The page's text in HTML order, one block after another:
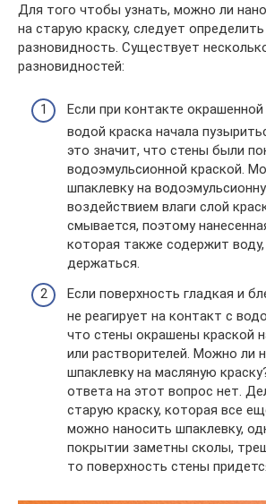
Для того чтобы узнать, можно ли
на старую краску, следует определить
разновидность. Существует
разновидностей:
Если при контакте
водой краска начала
это значит, что стены были
водоэмульсионной краской.
шпаклевку на
воздействием влаги слой
смывается, поэтому
которая также содержит
держаться.
Если поверхность гладкая и
не реагирует на контакт с
что стены окрашены краской
или растворителей. Можно ли
шпаклевку на масляную
ответа на этот вопрос нет.
старую краску, которая все
можно наносить шпаклевку,
покрытии заметны сколы,
то поверхность стены